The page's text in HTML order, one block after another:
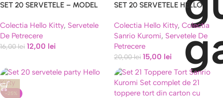
SET 20 SERVETELE – MODEL
Colectia Hello Kitty, Servetele
De Petrecere
16,00lei 12,00 lei
SET 20 SERVETELE HELLO
Colectia Hello Kitty, Colectia
Sanrio Kuromi, Servetele De
Petrecere
20,00lei 15,00 lei
-25%